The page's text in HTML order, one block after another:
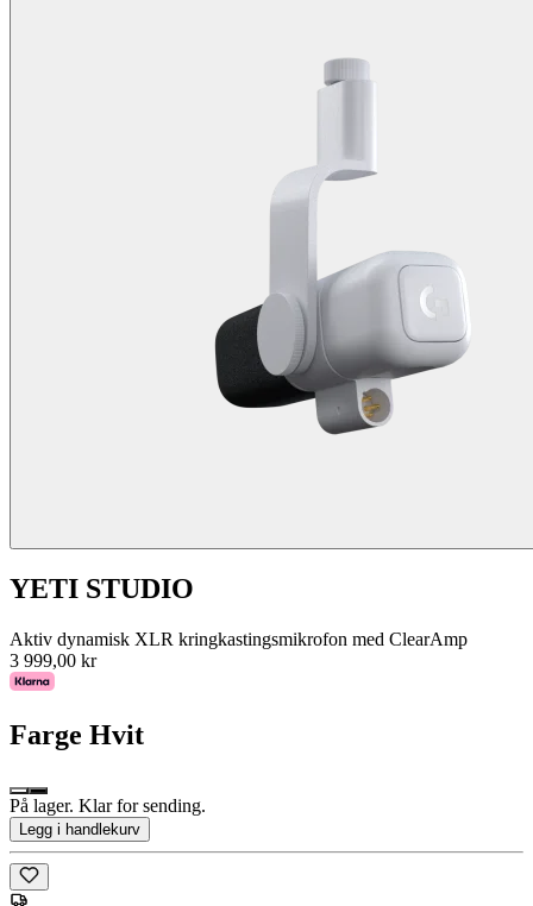
YETI STUDIO
Aktiv dynamisk XLR kringkastingsmikrofon med ClearAmp
3 999,00 kr
Farge Hvit
På lager. Klar for sending.
Legg i handlekurv